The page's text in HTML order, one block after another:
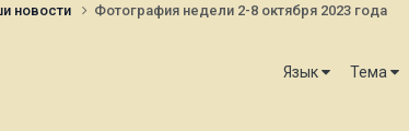
новости Фотография недели 2-8 октября 2023 года
Язык Тема